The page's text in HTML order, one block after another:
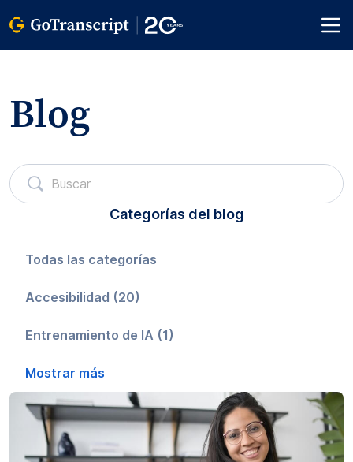
Blog
Categorías del blog
Todas las categorías
Accesibilidad (20)
Entrenamiento de IA (1)
Edición de audio (1)
Transcripción automática (1)
Leyendas (2)
Mostrar más